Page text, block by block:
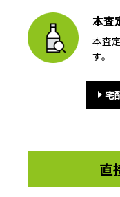
本査
本査
す。
宅
直